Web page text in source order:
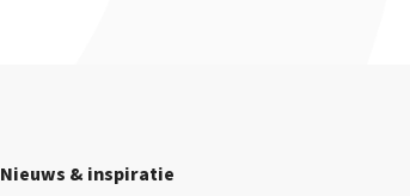
Nieuws & inspiratie